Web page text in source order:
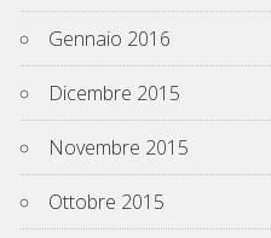
Gennaio 2016
Dicembre 2015
Novembre 2015
Ottobre 2015